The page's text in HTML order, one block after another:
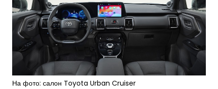
На фото: салон Toyota Urban Cruiser